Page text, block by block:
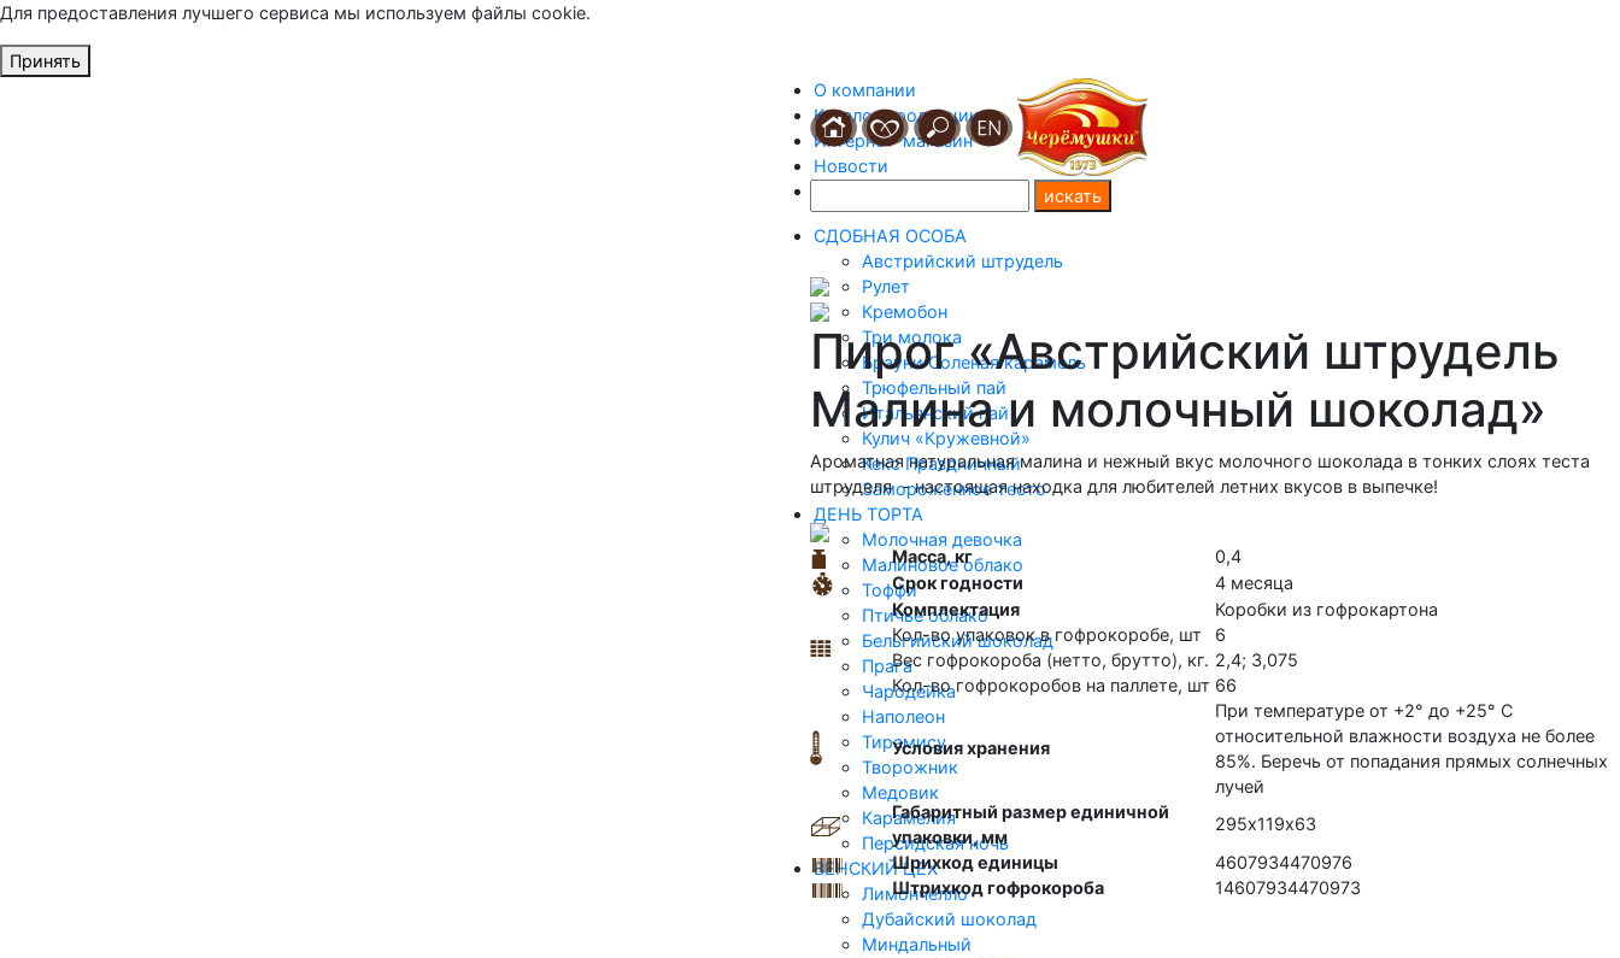
Для предоставления лучшего сервиса мы используем файлы cookie.
Принять
О компании
Каталог продукции
Интернет-магазин
Новости
СДОБНАЯ ОСОБА
Австрийский штрудель
Рулет
Кремобон
Три молока
Брауни Соленая карамель
Трюфельный пай
Итальянский пай
Кулич «Кружевной»
Кекс Праздничный
Замороженное тесто
ДЕНЬ ТОРТА
Молочная девочка
Малиновое облако
Тоффи
Птичье облако
Бельгийский шоколад
Прага
Чародейка
Наполеон
Тирамису
Творожник
Медовик
Карамелия
Персидская ночь
ВЕНСКИЙ ЦЕХ
Лимончелло
Дубайский шоколад
Миндальный
Пирог «Австрийский штрудель
Малина и молочный шоколад»
Ароматная натуральная малина и нежный вкус молочного шоколада в тонких слоях теста
штруделя - настоящая находка для любителей летних вкусов в выпечке!
Масса, кг
0,4
Срок годности
4 месяца
Комплектация
Кол-во упаковок в гофрокоробе, шт
Вес гофрокороба (нетто, брутто), кг.
Кол-во гофрокоробов на паллете, шт
Коробки из гофрокартона
6
2,4; 3,075
66
Условия хранения
При температуре от +2° до +25° C
относительной влажности воздуха не более
85%. Беречь от попадания прямых солнечных
лучей
Габаритный размер единичной
упаковки, мм
295х119х63
Шрихкод единицы
4607934470976
Штрихкод гофрокороба
14607934470973